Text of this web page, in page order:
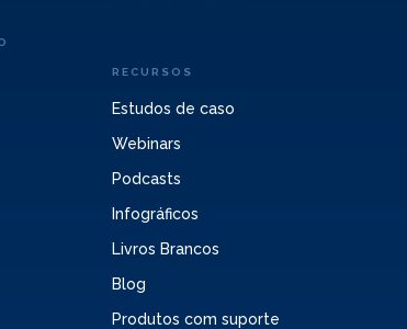
RECURSOS
Estudos de caso
Webinars
Podcasts
Infográficos
Livros Brancos
Blog
Produtos com suporte